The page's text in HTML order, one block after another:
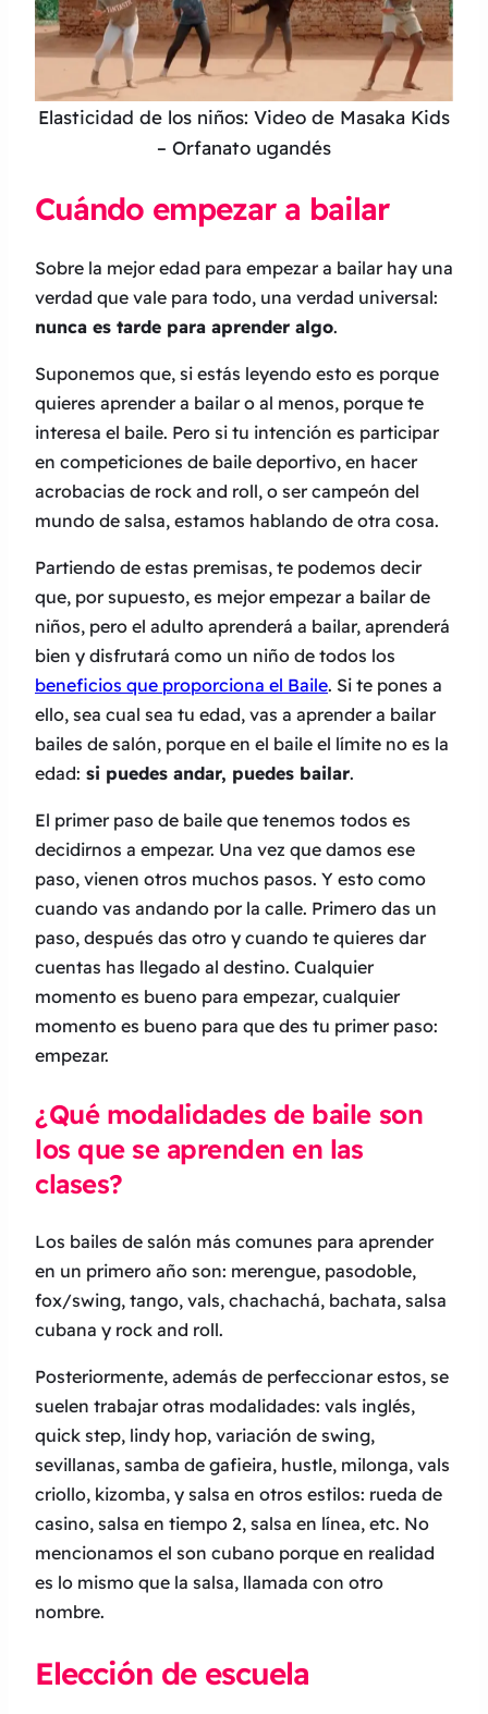
Elasticidad de los niños: Video de Masaka Kids
– Orfanato ugandés
Cuándo empezar a bailar
Sobre la mejor edad para empezar a bailar hay una
verdad que vale para todo, una verdad universal:
nunca es tarde para aprender algo.
Suponemos que, si estás leyendo esto es porque
quieres aprender a bailar o al menos, porque te
interesa el baile. Pero si tu intención es participar
en competiciones de baile deportivo, en hacer
acrobacias de rock and roll, o ser campeón del
mundo de salsa, estamos hablando de otra cosa.
Partiendo de estas premisas, te podemos decir
que, por supuesto, es mejor empezar a bailar de
niños, pero el adulto aprenderá a bailar, aprenderá
bien y disfrutará como un niño de todos los
beneficios que proporciona el Baile. Si te pones a
ello, sea cual sea tu edad, vas a aprender a bailar
bailes de salón, porque en el baile el límite no es la
edad: si puedes andar, puedes bailar.
El primer paso de baile que tenemos todos es
decidirnos a empezar. Una vez que damos ese
paso, vienen otros muchos pasos. Y esto como
cuando vas andando por la calle. Primero das un
paso, después das otro y cuando te quieres dar
cuentas has llegado al destino. Cualquier
momento es bueno para empezar, cualquier
momento es bueno para que des tu primer paso:
empezar.
¿Qué modalidades de baile son
los que se aprenden en las
clases?
Los bailes de salón más comunes para aprender
en un primero año son: merengue, pasodoble,
fox/swing, tango, vals, chachachá, bachata, salsa
cubana y rock and roll.
Posteriormente, además de perfeccionar estos, se
suelen trabajar otras modalidades: vals inglés,
quick step, lindy hop, variación de swing,
sevillanas, samba de gafieira, hustle, milonga, vals
criollo, kizomba, y salsa en otros estilos: rueda de
casino, salsa en tiempo 2, salsa en línea, etc. No
mencionamos el son cubano porque en realidad
es lo mismo que la salsa, llamada con otro
nombre.
Elección de escuela